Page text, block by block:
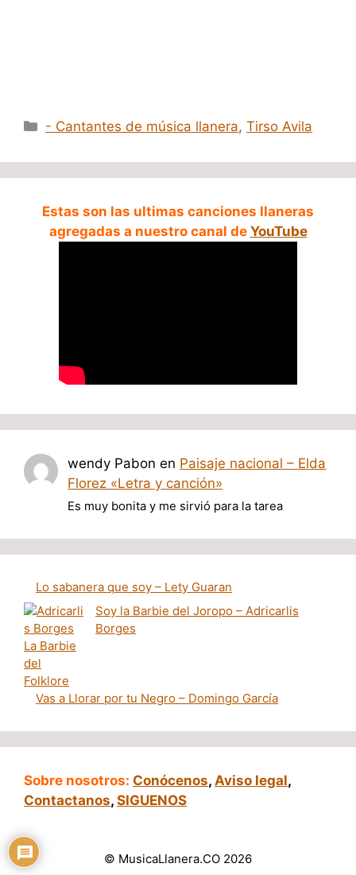
Categorías
- Cantantes de música llanera,Tirso Avila
Estas son las ultimas canciones llaneras
agregadas a nuestro canal de YouTube
wendy Pabon en Paisaje nacional – Elda
Florez «Letra y canción»
Es muy bonita y me sirvió para la tarea
Lo sabanera que soy – Lety Guaran
Soy la Barbie del Joropo – Adricarlis
Borges
Vas a Llorar por tu Negro – Domingo García
Sobre nosotros: Conócenos, Aviso legal,
Contactanos, SIGUENOS
© MusicaLlanera.CO 2026